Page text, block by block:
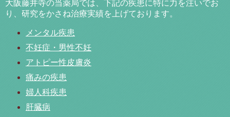
大阪藤井寺の当薬局では、下記の疾患に特に力を注いでお
り、研究をかさね治療実績を上げております。
メンタル疾患
不妊症・男性不妊
アトピー性皮膚炎
痛みの疾患
婦人科疾患
肝臓病